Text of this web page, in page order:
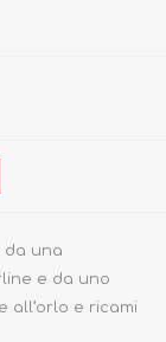
da una
e da uno
e ricami